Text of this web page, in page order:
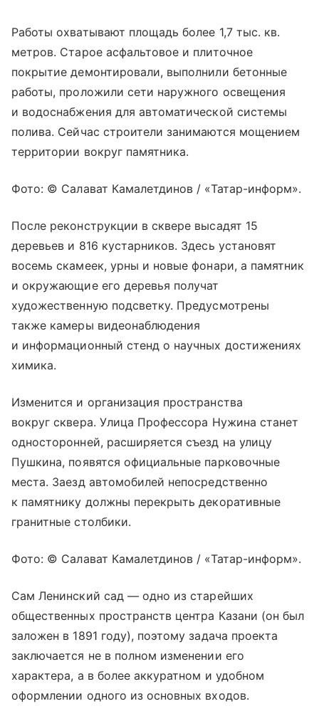
Работы охватывают площадь более 1,7 тыс. кв.
метров. Старое асфальтовое и плиточное
покрытие демонтировали, выполнили бетонные
работы, проложили сети наружного освещения
и водоснабжения для автоматической системы
полива. Сейчас строители занимаются мощением
территории вокруг памятника.
Фото: © Салават Камалетдинов / «Татар-информ».
После реконструкции в сквере высадят 15
деревьев и 816 кустарников. Здесь установят
восемь скамеек, урны и новые фонари, а памятник
и окружающие его деревья получат
художественную подсветку. Предусмотрены
также камеры видеонаблюдения
и информационный стенд о научных достижениях
химика.
Изменится и организация пространства
вокруг сквера. Улица Профессора Нужина станет
односторонней, расширяется съезд на улицу
Пушкина, появятся официальные парковочные
места. Заезд автомобилей непосредственно
к памятнику должны перекрыть декоративные
гранитные столбики.
Фото: © Салават Камалетдинов / «Татар-информ».
Сам Ленинский сад — одно из старейших
общественных пространств центра Казани (он был
заложен в 1891 году), поэтому задача проекта
заключается не в полном изменении его
характера, а в более аккуратном и удобном
оформлении одного из основных входов.